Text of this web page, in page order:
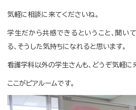
気軽に相談に来てくださいね。
学生だから共感できるということ、聞い
る、そうした気持ちになれると思います。
看護学科以外の学生さんも、どうぞ気軽に
ここがピアルームです。